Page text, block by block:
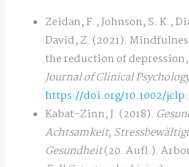
Zeidan, F., Johnson, S. K.,
David, Z. (2021).
the reduction of
Journal of Clinical
https://doi.org/10.1002/
Kabat-Zinn, J. (2018).
Achtsamkeit,
Gesundheit(20. Aufl.).